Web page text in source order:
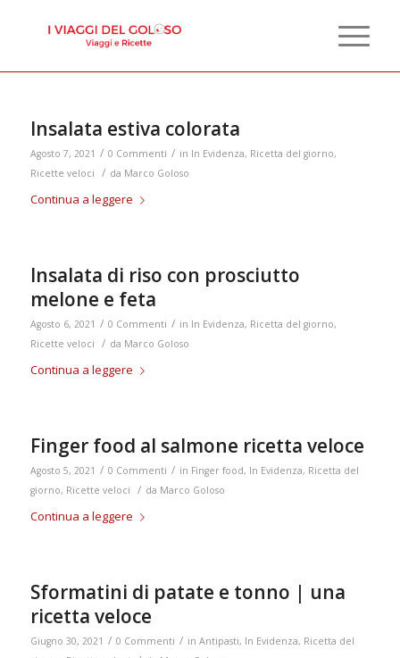
Insalata estiva colorata
Agosto 7, 2021 / 0 Commenti / in In Evidenza, Ricetta del giorno,
Ricette veloci
/ da Marco Goloso
Continua a leggere
Insalata di riso con prosciutto
melone e feta
Agosto 6, 2021 / 0 Commenti / in In Evidenza, Ricetta del giorno,
Ricette veloci
/ da Marco Goloso
Continua a leggere
Finger food al salmone ricetta veloce
Agosto 5, 2021 / 0 Commenti / in Finger food, In Evidenza, Ricetta del
giorno, Ricette veloci / da Marco Goloso
Continua a leggere
Sformatini di patate e tonno | una
ricetta veloce
Giugno 30, 2021 / 0 Commenti / in Antipasti, In Evidenza, Ricetta del